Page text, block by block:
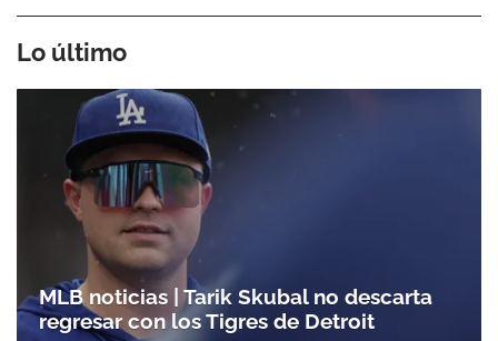
Lo último
MLB noticias | Tarik Skubal no descarta
regresar con los Tigres de Detroit